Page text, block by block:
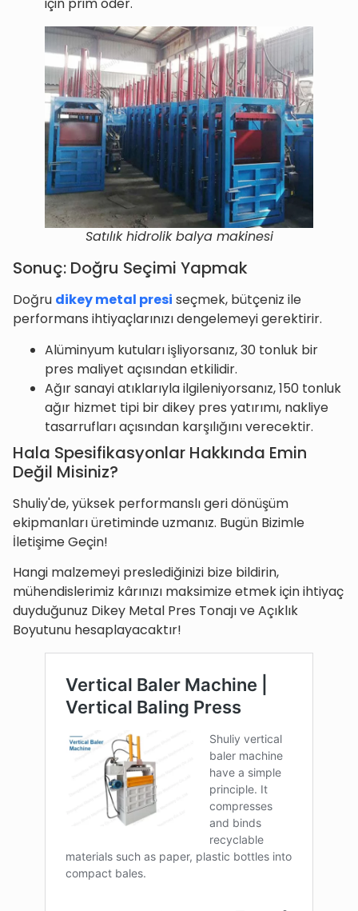
için prim öder.
Satılık hidrolik balya makinesi
Sonuç: Doğru Seçimi Yapmak
Doğru dikey metal presi seçmek, bütçeniz ile
performans ihtiyaçlarınızı dengelemeyi gerektirir.
Alüminyum kutuları işliyorsanız, 30 tonluk bir
pres maliyet açısından etkilidir.
Ağır sanayi atıklarıyla ilgileniyorsanız, 150 tonluk
ağır hizmet tipi bir dikey pres yatırımı, nakliye
tasarrufları açısından karşılığını verecektir.
Hala Spesifikasyonlar Hakkında Emin
Değil Misiniz?
Shuliy'de, yüksek performanslı geri dönüşüm
ekipmanları üretiminde uzmanız. Bugün Bizimle
İletişime Geçin!
Hangi malzemeyi preslediğinizi bize bildirin,
mühendislerimiz kârınızı maksimize etmek için ihtiyaç
duyduğunuz Dikey Metal Pres Tonajı ve Açıklık
Boyutunu hesaplayacaktır!